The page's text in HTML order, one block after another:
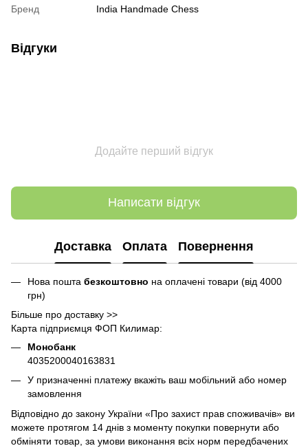
Бренд
India Handmade Chess
Відгуки
Додайте перший відгук
Написати відгук
Доставка Оплата Повернення
Нова пошта безкоштовно на оплачені товари (від 4000
грн)
Більше про доставку >>
Карта підприємця ФОП Килимар:
Монобанк
4035200040163831
У призначенні платежу вкажіть ваш мобільний або номер
замовлення
Відповідно до закону України «Про захист прав споживачів» ви
можете протягом 14 днів з моменту покупки повернути або
обміняти товар, за умови виконання всіх норм передбачених